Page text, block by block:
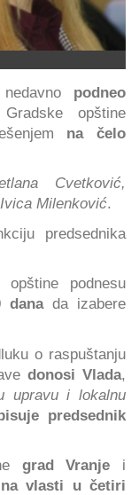
podneo
opštine
na čelo
Cvetković,
Ivica Milenković.
predsednika
opštine podnesu
danada izabere
o raspuštanju
donosi Vlada,
upravu i lokalnu
predsednik
grad Vranje i
na vlasti u četiri